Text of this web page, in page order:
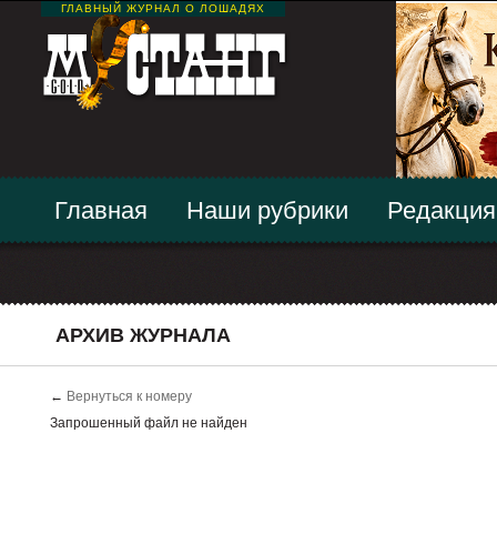
ГЛАВНЫЙ ЖУРНАЛ О ЛОШАДЯХ
Главная Наши рубрики Редакция
АРХИВ ЖУРНАЛА
← Вернуться к номеру
Запрошенный файл не найден